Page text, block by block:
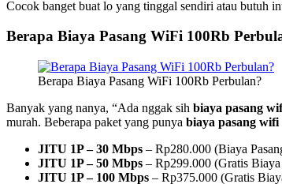
Cocok banget buat lo yang tinggal sendiri atau butuh
Berapa Biaya Pasang WiFi 100Rb
Berapa Biaya Pasang WiFi 100Rb Perbulan?
Banyak yang nanya, “Ada nggak sih biaya pasang
murah. Beberapa paket yang punya biaya pasang
JITU 1P – 30 Mbps – Rp280.000 (Biaya
JITU 1P – 50 Mbps – Rp299.000 (Gratis Biaya
JITU 1P – 100 Mbps – Rp375.000 (Gratis